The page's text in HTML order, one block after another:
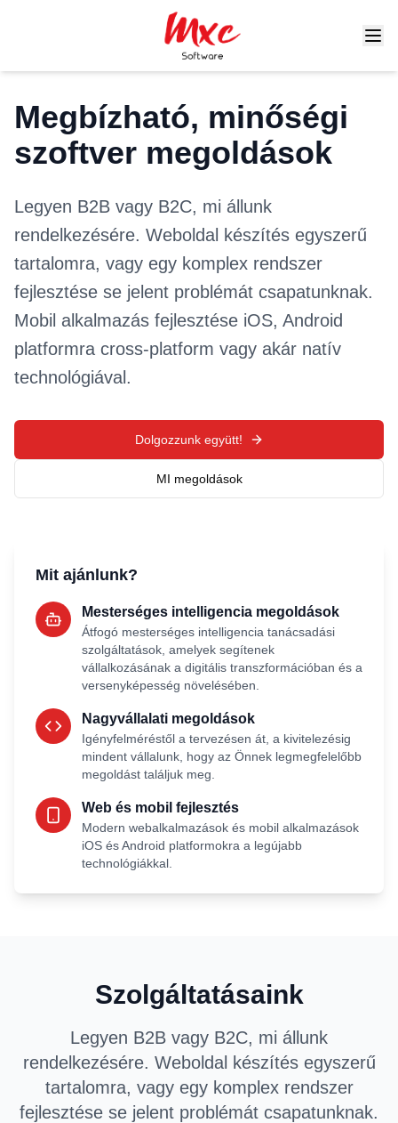
Megbízható, minőségi
szoftver megoldások
Legyen B2B vagy B2C, mi állunk
rendelkezésére. Weboldal készítés egyszerű
tartalomra, vagy egy komplex rendszer
fejlesztése se jelent problémát csapatunknak.
Mobil alkalmazás fejlesztése iOS, Android
platformra cross-platform vagy akár natív
technológiával.
Dolgozzunk együtt!
MI megoldások
Mit ajánlunk?
Mesterséges intelligencia megoldások
Átfogó mesterséges intelligencia tanácsadási
szolgáltatások, amelyek segítenek
vállalkozásának a digitális transzformációban és a
versenyképesség növelésében.
Nagyvállalati megoldások
Igényfelméréstől a tervezésen át, a kivitelezésig
mindent vállalunk, hogy az Önnek legmegfelelőbb
megoldást találjuk meg.
Web és mobil fejlesztés
Modern webalkalmazások és mobil alkalmazások
iOS és Android platformokra a legújabb
technológiákkal.
Szolgáltatásaink
Legyen B2B vagy B2C, mi állunk
rendelkezésére. Weboldal készítés egyszerű
tartalomra, vagy egy komplex rendszer
fejlesztése se jelent problémát csapatunknak.